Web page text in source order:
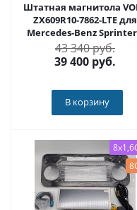
Штатная магнитола
ZX609R10-7862-LTE для
Mercedes-Benz
2018+ VS30 на Android 10
43 340 руб.
39 400 руб.
В корзину